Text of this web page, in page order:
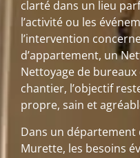
clarté dans un lieu
l’activité ou les
l’intervention
d’appartement, un
Nettoyage de
chantier, l’objectif
propre, sain et
Dans un département
Murette, les besoins